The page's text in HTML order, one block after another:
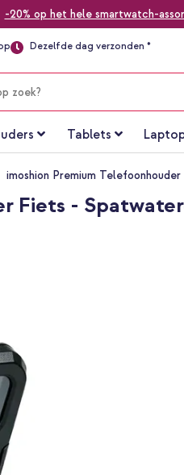
-20% op het hele smartwatch-
Dezelfde dag verzonden *
Tablets
imoshion Premium
Fiets -